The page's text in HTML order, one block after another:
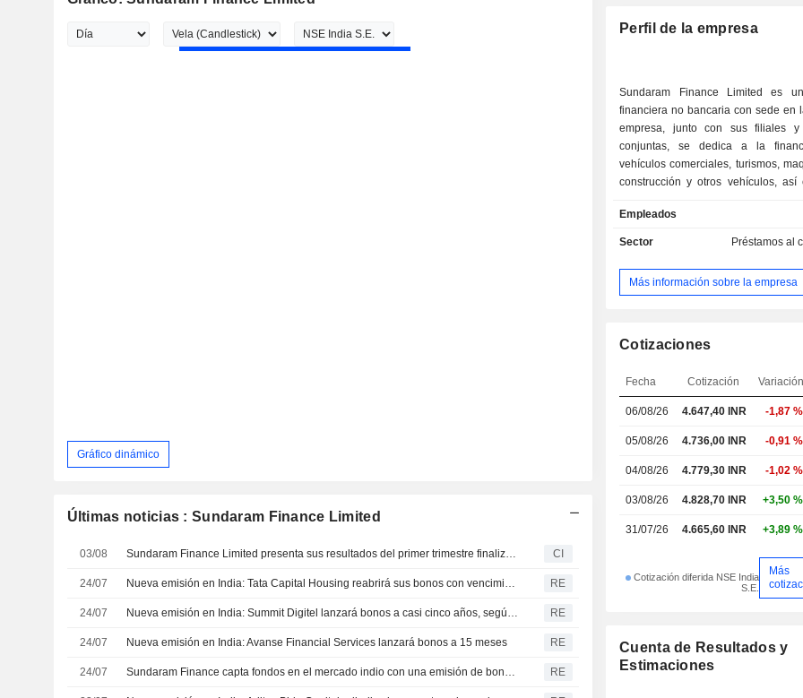
Gráfico dinámico
Últimas noticias : Sundaram Finance Limited
03/08 Sundaram Finance Limited presenta sus resultados del primer trimestre finalizado el 30 de junio de 2026 CI
24/07 Nueva emisión en India: Tata Capital Housing reabrirá sus bonos con vencimiento en mayo de 2030 RE
24/07 Nueva emisión en India: Summit Digitel lanzará bonos a casi cinco años, según fuentes bancarias RE
24/07 Nueva emisión en India: Avanse Financial Services lanzará bonos a 15 meses RE
24/07 Sundaram Finance capta fondos en el mercado indio con una emisión de bonos a dos años RE
Perfil de la empresa
Sundaram Finance Limited es
financiera no bancaria con sede en
empresa, junto con sus filiales y
conjuntas, se dedica a la
vehículos comerciales, turismos,
construcción y otros vehículos, así
minorista; además, opera en los
inversiones, los fondos de
una amplia gama de servicios y
financieros, las tecnologías de la
financiación de activos y otros.
Finance Limited, Sundaram Asset
Company Limited,
Management Singapore Pte.
Limited y LGF Services Limited.
Empleados
Sector Préstamos al
Más información sobre la empresa
Cotizaciones
Fecha Cotización Variación
06/08/26 4.647,40 INR -1,87 %
05/08/26 4.736,00 INR -0,91 %
04/08/26 4.779,30 INR -1,02 %
03/08/26 4.828,70 INR +3,50 %
31/07/26 4.665,60 INR +3,89 %
Cotización diferida NSE India
S.E.
Más
Cuenta de Resultados y
Estimaciones